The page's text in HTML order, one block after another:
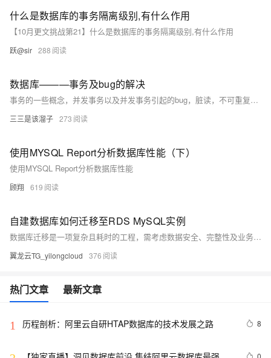
什么是数据库的事务隔离级别,有什么作用
【10月更文挑战第21】什么是数据库的事务隔离级别,有什么作用
跃@sir 288
数据库———事务及bug的解决
事务的一些概念，并发事务以及并发事务引起的bug，脏读，不可重复读，幻读，数据库中的隔离级别，事务的简单应用
三三是该溜子 273
使用MYSQL Report分析数据库性能（下）
使用MYSQL Report分析数据库性能
顾翔 619
自建数据库如何迁移至RDS MySQL实例
数据库迁移是一项复杂且耗时的工程，需考虑数据安全、完整性及业务中断影响。使用阿里云数据传输服务DTS，可快速、平滑完成迁移任务，将应用停机时间降至分钟级。您还可通过全量备份自建数据库并恢复至RDS MySQL实例，实现间接迁移上云。
翼龙云TG_yilongcloud 376
热门文章 最新文章
1 历程剖析：阿里云自研HTAP数据库的技术发展之路 8
0